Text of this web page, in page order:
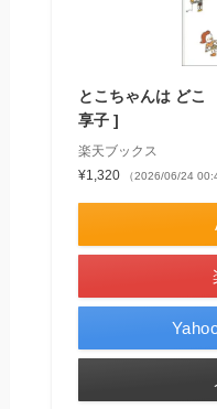
とこちゃんは どこ
享子 ]
楽天ブックス
¥1,320
（2026/06/24